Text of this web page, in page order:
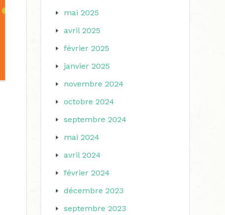
mai 2025
avril 2025
février 2025
janvier 2025
novembre 2024
octobre 2024
septembre 2024
mai 2024
avril 2024
février 2024
décembre 2023
septembre 2023